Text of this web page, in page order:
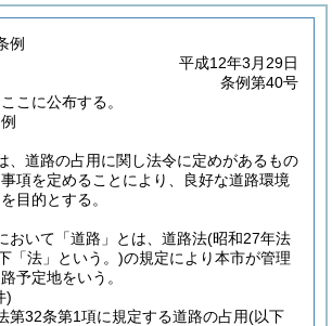
例
平成12年3月29日
条例第40号
こに公布する。
、道路の占用に関し法令に定めがあるもの
項を定めることにより、良好な道路環境
目的とする。
おいて「道路」とは、道路法(昭和27年法
「法」という。)の規定により本市が管理
予定地をいう。
)
第32条第1項に規定する道路の占用(以下